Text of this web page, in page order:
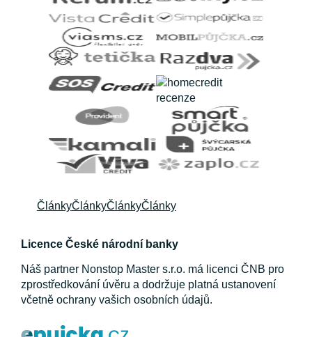
ČlánkyČlánkyČlánkyČlánky
Licence České národní banky
Náš partner Nonstop Master s.r.o. má licenci ČNB pro
zprostředkování úvěru a dodržuje platná ustanovení
včetně ochrany vašich osobních údajů.